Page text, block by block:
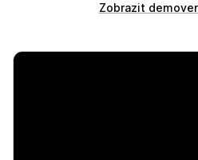
Zobrazit